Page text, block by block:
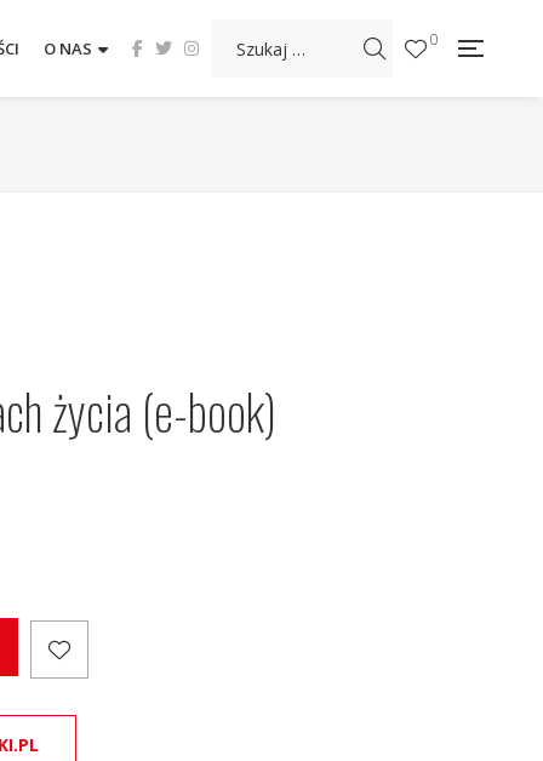
O NAS 0
życia (e-book)